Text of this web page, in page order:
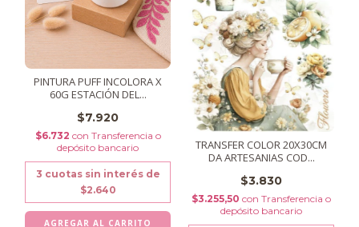
PINTURA PUFF INCOLORA X
60G ESTACIÓN DEL...
$7.920
$6.732 con Transferencia o
depósito bancario
3 cuotas sin interés de
$2.640
TRANSFER COLOR 20X30CM
DA ARTESANIAS COD...
$3.830
$3.255,50 con Transferencia o
depósito bancario